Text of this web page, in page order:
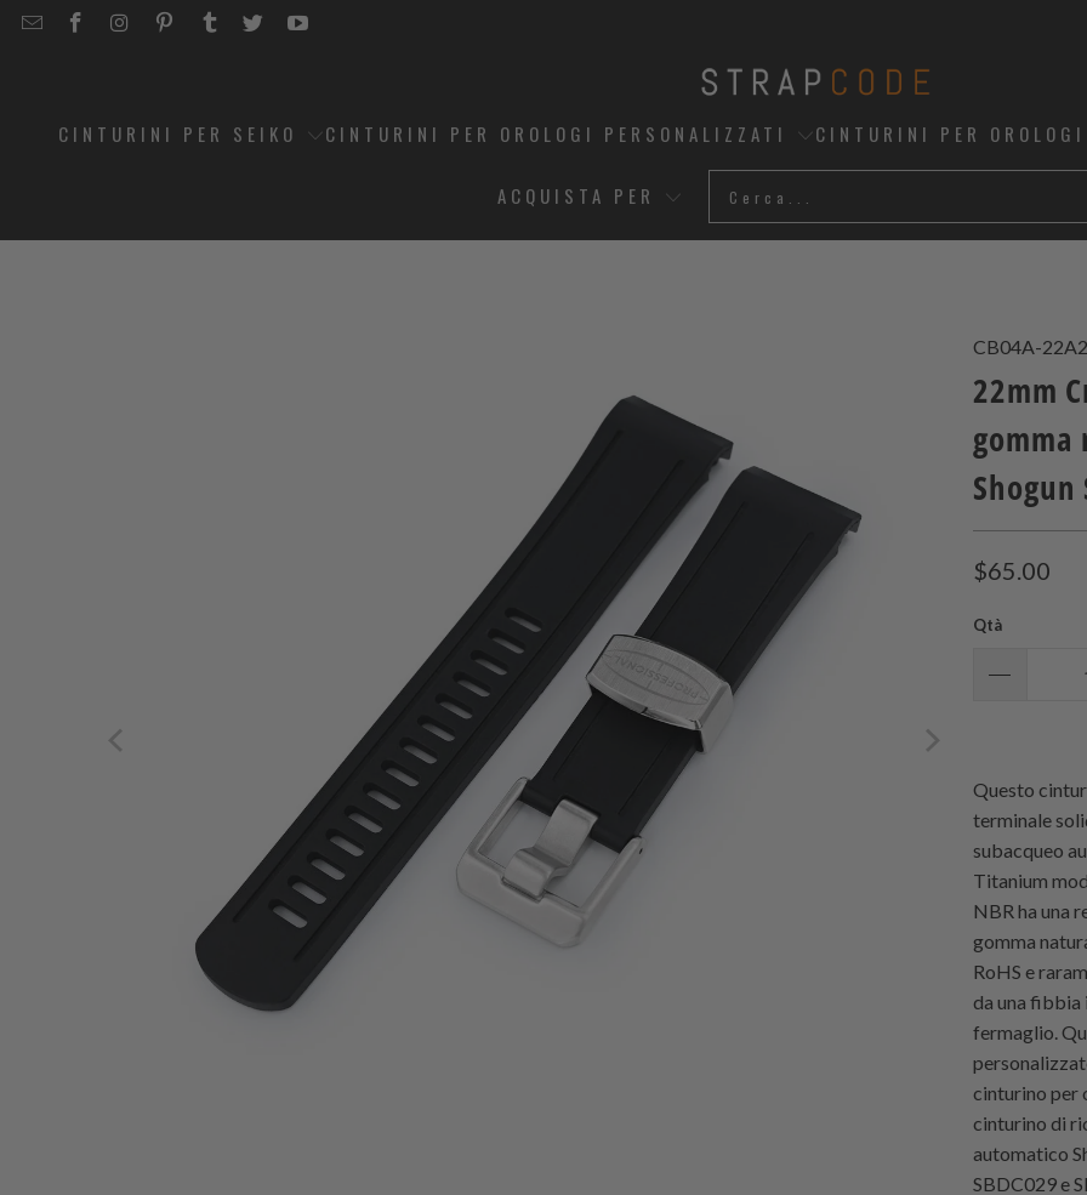
EMAILSTRAPCODE
STRAPCODE
STRAPCODE
STRAPCODE
STRAPCODE
STRAPCODE
CINTURINI PER SEIKO CINTURINI PER OROLOGI PERSONALIZZATI CINTURINI PER
ACQUISTA PER
CB04A-
22mm
gomma
Shogun
$65.00
Qtà
Questo
terminale
subacqueo
Titanium
NBR ha una
gomma
RoHS e
da una fibbia
fermaglio.
cinturino per
cinturino di
automatico
SBDC029 e